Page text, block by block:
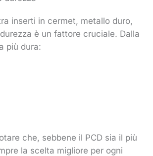
inserti in cermet, metallo duro,
è un fattore cruciale. Dalla
più dura:
che, sebbene il PCD sia il più
la scelta migliore per ogni